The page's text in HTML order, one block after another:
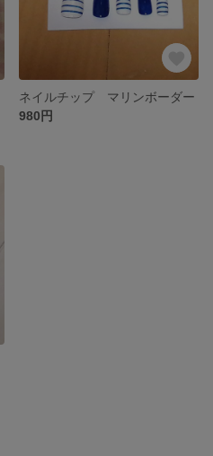
ネイルチップ マリンボーダー
980円